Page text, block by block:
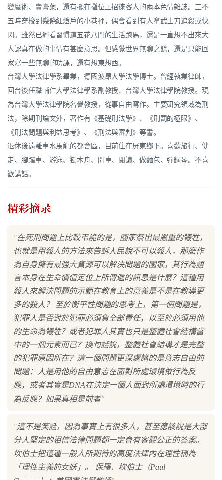
變魔術、賣膏藥，還有擺在攤位上招徠客人的兩本色情雜誌。三不
五時穿梭到幾條紅燈戶的小巷裡，偶會看到有人拿武士刀追殺或快
閃。雖然已經看習慣這五花八門的生活跑馬，還是一直想不出來大
人認真在做的事情有甚麼意思。但感覺世界無聊之餘，還是只能回
家寫一些無聊的功課，還有想東想西。
台灣大學法律學系畢業，德國波昂大學法學博士。曾經執業律師，
回台後任職輔仁大學法律學系副教授、台灣大學法律學院教授。現
為台灣大學法律學院名譽教授，從事自由寫作。主要研究領域為刑
法，除期刊論文外，著作有《基礎刑法學》、《刑罰的極限》、
《刑法問題與利益思考》、《刑法與審判》等書。
退休後遠離車水馬龍的都會區，目前住在屏東鄉下。喜歡旅行、健
走、腳踏車、游泳、獨木舟、開車、閱讀、做麵包、彈鋼琴。不喜
歡講話。
精彩摘录
"在死刑問題上比較弔詭的是，國家祭出最嚴重的犧牲，
也就是用殺人的方法來告訴人民說不可以殺人，那麼作
為自身擁有最強大資源可以解決問題的國家，其行為語
言本身在生命價值定位上所傳遞的訊息是什麼？這種用
殺人來解決問題的示範在教育上的意義是不是在教導更
多的殺人？ 至於衡平性問題的思考上，第一個問題是，
犯罪人是否對於犯罪必須負全部責任，以至於必須用他
的生命為犧牲？或者犯罪人其實也只是整體社會結構當
中的一個元素而已？換句話說，整體社會結構才是完整
的犯罪原因所在？這一個問題更深處講的是意志自由的
問題：人是用他的自由意志在面對所處環境做行為反
應，或者其實是DNA在決定一個人面對所處環境時的行
為反應？如果真相是前者"
"這不是笑話，因為事實上有很多人，甚至應該說是大部
分人堅定的相信法律問題都一定會有客觀公正的答案。
坎伯士把這種一般人所期待的高度法律內在理性稱為
「理性主義的女妖」。 保羅．坎伯士（Paul